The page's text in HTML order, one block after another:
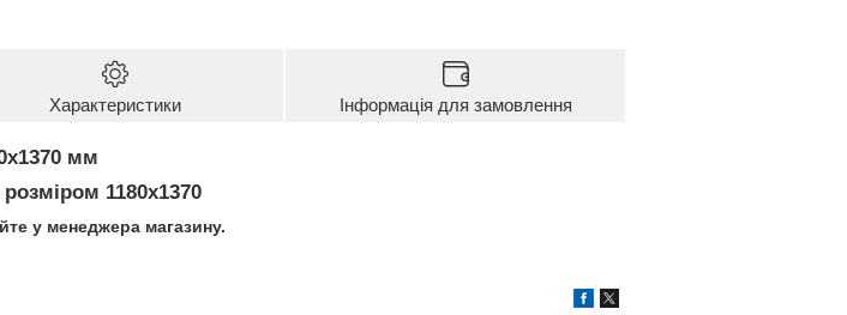
Характеристики Інформація для замовлення
мм
розміром 1180х1370
у менеджера магазину.